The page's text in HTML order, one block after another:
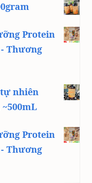
Protein
Thương
nhiên
Protein
Thương